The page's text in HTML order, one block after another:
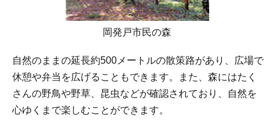
岡発戸市民の森
自然のままの延長約500メートルの散策路があり、広場で
休憩や弁当を広げることもできます。また、森にはたく
さんの野鳥や野草、昆虫などが確認されており、自然を
心ゆくまで楽しむことができます。